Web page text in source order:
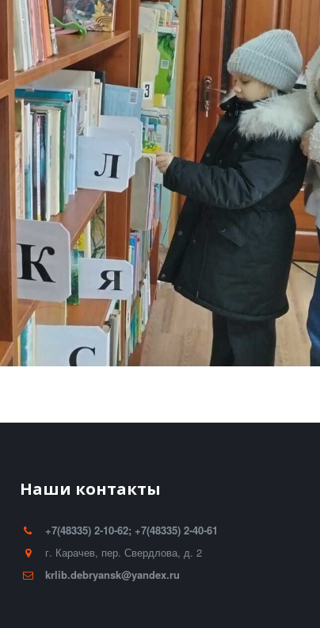
Наши контакты
+7(48335) 2-10-62; +7(48335) 2-40-61
г. Карачев, пер. Свердлова, д. 2
krlib.debryansk@yandex.ru